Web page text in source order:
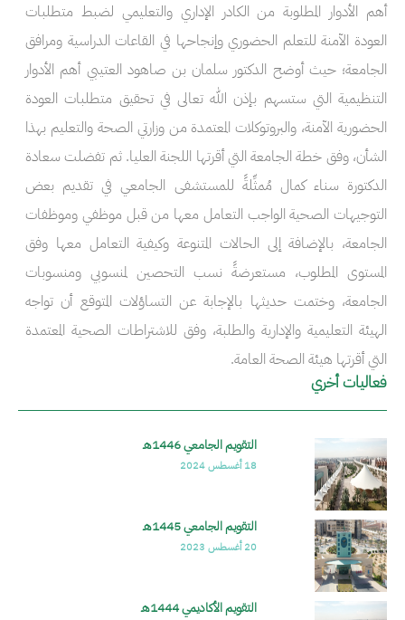
أهم الأدوار المطلوبة من الكادر الإداري والتعليمي لضبط متطلبات
العودة الآمنة للتعلم الحضوري وإنجاحها في القاعات الدراسية ومرافق
الجامعة؛ حيث أوضح الدكتور سلمان بن صاهود العتيبي أهم الأدوار
التنظيمية التي ستسهم بإذن الله تعالى في تحقيق متطلبات العودة
الحضورية الآمنة، والبروتوكلات المعتمدة من وزارتي الصحة والتعليم بهذا
الشأن، وفق خطة الجامعة التي أقرتها اللجنة العليا. ثم تفضلت سعادة
الدكتورة سناء كمال مُمثِّلةً للمستشفى الجامعي في تقديم بعض
التوجيهات الصحية الواجب التعامل معها من قبل موظفي وموظفات
الجامعة، بالإضافة إلى الحالات المتنوعة وكيفية التعامل معها وفق
المستوى المطلوب، مستعرضةً نسب التحصين لمنسوبي ومنسوبات
الجامعة، وختمت حديثها بالإجابة عن التساؤلات المتوقع أن تواجه
الهيئة التعليمية والإدارية والطلبة، وفق للاشتراطات الصحية المعتمدة
التي أقرتها هيئة الصحة العامة.
فعاليات أخري
التقويم الجامعي 1446هـ
18 أغسطس 2024
الصورة التقويم الجامعي 1445هـ
20 أغسطس 2023
التقويم الأكاديمي 1444هـ